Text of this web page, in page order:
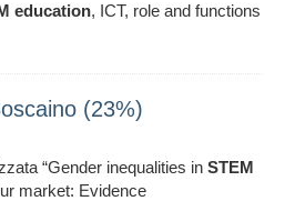
education, ICT, role and functions
(23%)
“Gender inequalities in STEM
market: Evidence